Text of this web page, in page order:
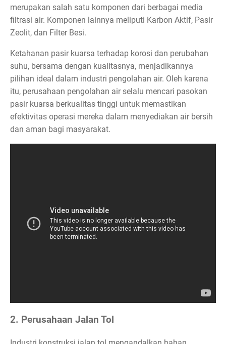
merupakan salah satu komponen dari berbagai media
filtrasi air. Komponen lainnya meliputi Karbon Aktif, Pasir
Zeolit, dan Filter Besi.
Ketahanan pasir kuarsa terhadap korosi dan perubahan
suhu, bersama dengan kualitasnya, menjadikannya
pilihan ideal dalam industri pengolahan air. Oleh karena
itu, perusahaan pengolahan air selalu mencari pasokan
pasir kuarsa berkualitas tinggi untuk memastikan
efektivitas operasi mereka dalam menyediakan air bersih
dan aman bagi masyarakat.
2. Perusahaan Jalan Tol